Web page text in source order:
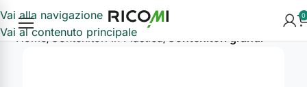
Vai alla navigazione
Vai al contenuto principale
0
Home Contenitori in Plastica Contenitori grandi